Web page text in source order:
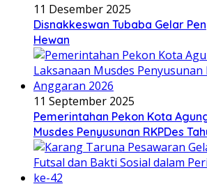
11 Desember 2025
Disnakkeswan Tubaba Gelar
Hewan
11 September 2025
Pemerintahan Pekon Kota
Musdes Penyusunan RKPDes